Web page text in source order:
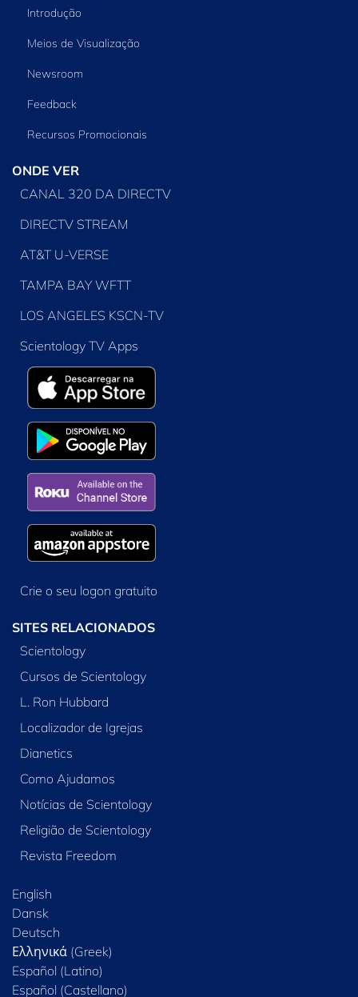
Introdução
Meios de Visualização
Newsroom
Feedback
Recursos Promocionais
ONDE VER
CANAL 320 DA DIRECTV
DIRECTV STREAM
AT&T U-VERSE
TAMPA BAY WFTT
LOS ANGELES KSCN-TV
Scientology TV Apps
Crie o seu logon gratuito
SITES RELACIONADOS
Scientology
Cursos de Scientology
L. Ron Hubbard
Localizador de Igrejas
Dianetics
Como Ajudamos
Notícias de Scientology
Religião de Scientology
Revista Freedom
English
Dansk
Deutsch
Ελληνικά (Greek)
Español (Latino)
Español (Castellano)